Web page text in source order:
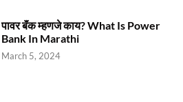
पावर बॅंक म्हणजे काय? What Is Power
Bank In Marathi
March 5, 2024